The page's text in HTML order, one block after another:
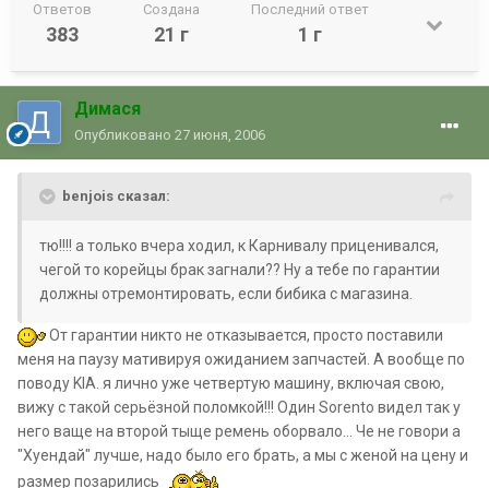
Ответов
383
Создана
21 г
Последний ответ
1 г
Димася
Опубликовано 27 июня, 2006
benjois сказал:
тю!!!! а только вчера ходил, к Карнивалу приценивался,
чегой то корейцы брак загнали?? Ну а тебе по гарантии
должны отремонтировать, если бибика с магазина.
От гарантии никто не отказывается, просто поставили
меня на паузу мативируя ожиданием запчастей. А вообще по
поводу KIA. я лично уже четвертую машину, включая свою,
вижу с такой серьёзной поломкой!!! Один Sorento видел так у
него ваще на второй тыще ремень оборвало... Че не говори а
"Хуендай" лучше, надо было его брать, а мы с женой на цену и
размер позарились